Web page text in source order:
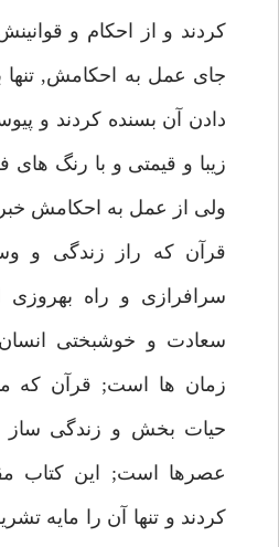
كردند و از احكام و
جاى عمل به احكامش, تنها
دادن آن بسنده كردند و
زيبا و قيمتى و با رنگ
ولى از عمل به احكامش
قرآن كه راز زندگى و
سرافرازى و راه
سعادت و خوشبختى انسان
زمان ها است; قرآن كه
حيات بخش و زندگى ساز
عصرها است; اين كتاب
كردند و تنها آن را مايه